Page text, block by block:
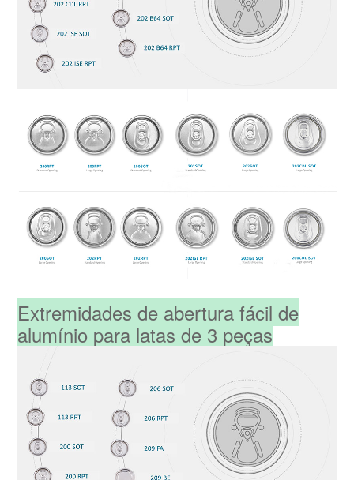
Extremidades de abertura fácil de
alumínio para latas de 3 peças